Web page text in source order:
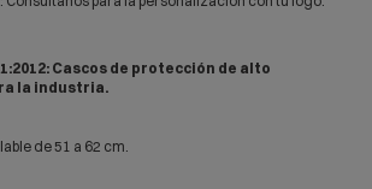
Cascos de protección de alto
la industria.
de51 a 62 cm.